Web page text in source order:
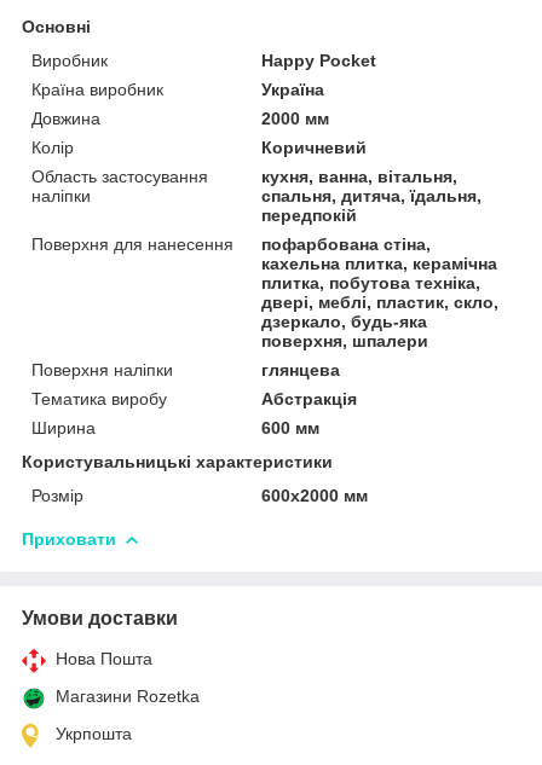
Основні
Виробник
Happy Pocket
Країна виробник
Україна
Довжина
2000 мм
Колір
Коричневий
Область застосування
наліпки
кухня, ванна, вітальня,
спальня, дитяча, їдальня,
передпокій
Поверхня для нанесення
пофарбована стіна,
кахельна плитка, керамічна
плитка, побутова техніка,
двері, меблі, пластик, скло,
дзеркало, будь-яка
поверхня, шпалери
Поверхня наліпки
глянцева
Тематика виробу
Абстракція
Ширина
600 мм
Користувальницькі характеристики
Розмір
600х2000 мм
Приховати
Умови доставки
Нова Пошта
Магазини Rozetka
Укрпошта